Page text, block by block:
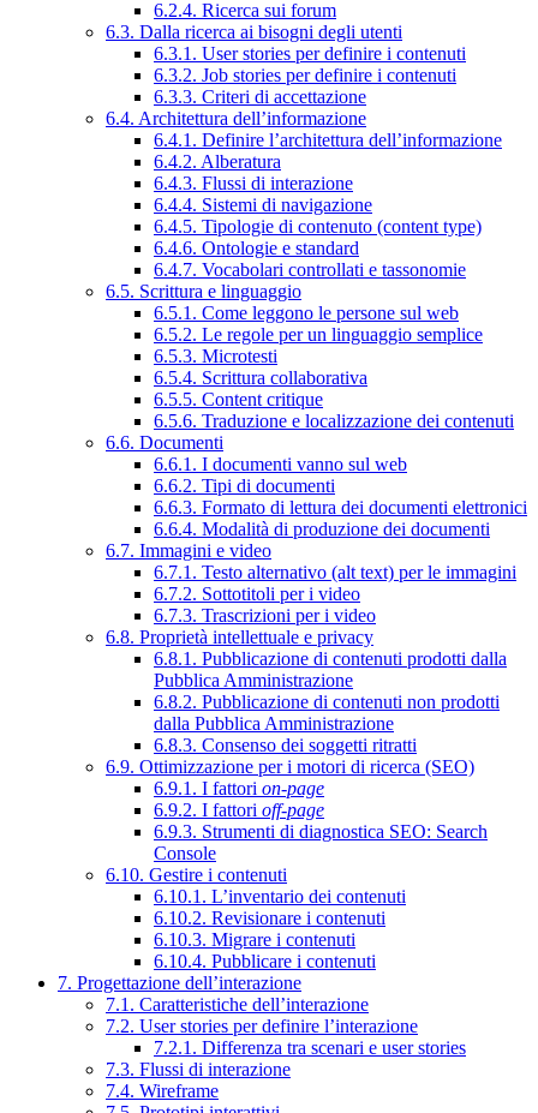
6.2.4. Ricerca sui forum
6.3. Dalla ricerca ai bisogni degli utenti
6.3.1. User stories per definire i contenuti
6.3.2. Job stories per definire i contenuti
6.3.3. Criteri di accettazione
6.4. Architettura dell’informazione
6.4.1. Definire l’architettura dell’informazione
6.4.2. Alberatura
6.4.3. Flussi di interazione
6.4.4. Sistemi di navigazione
6.4.5. Tipologie di contenuto (content type)
6.4.6. Ontologie e standard
6.4.7. Vocabolari controllati e tassonomie
6.5. Scrittura e linguaggio
6.5.1. Come leggono le persone sul web
6.5.2. Le regole per un linguaggio semplice
6.5.3. Microtesti
6.5.4. Scrittura collaborativa
6.5.5. Content critique
6.5.6. Traduzione e localizzazione dei contenuti
6.6. Documenti
6.6.1. I documenti vanno sul web
6.6.2. Tipi di documenti
6.6.3. Formato di lettura dei documenti elettronici
6.6.4. Modalità di produzione dei documenti
6.7. Immagini e video
6.7.1. Testo alternativo (alt text) per le immagini
6.7.2. Sottotitoli per i video
6.7.3. Trascrizioni per i video
6.8. Proprietà intellettuale e privacy
6.8.1. Pubblicazione di contenuti prodotti dalla
Pubblica Amministrazione
6.8.2. Pubblicazione di contenuti non prodotti
dalla Pubblica Amministrazione
6.8.3. Consenso dei soggetti ritratti
6.9. Ottimizzazione per i motori di ricerca (SEO)
6.9.1. I fattori on-page
6.9.2. I fattori off-page
6.9.3. Strumenti di diagnostica SEO: Search
Console
6.10. Gestire i contenuti
6.10.1. L’inventario dei contenuti
6.10.2. Revisionare i contenuti
6.10.3. Migrare i contenuti
6.10.4. Pubblicare i contenuti
7. Progettazione dell’interazione
7.1. Caratteristiche dell’interazione
7.2. User stories per definire l’interazione
7.2.1. Differenza tra scenari e user stories
7.3. Flussi di interazione
7.4. Wireframe